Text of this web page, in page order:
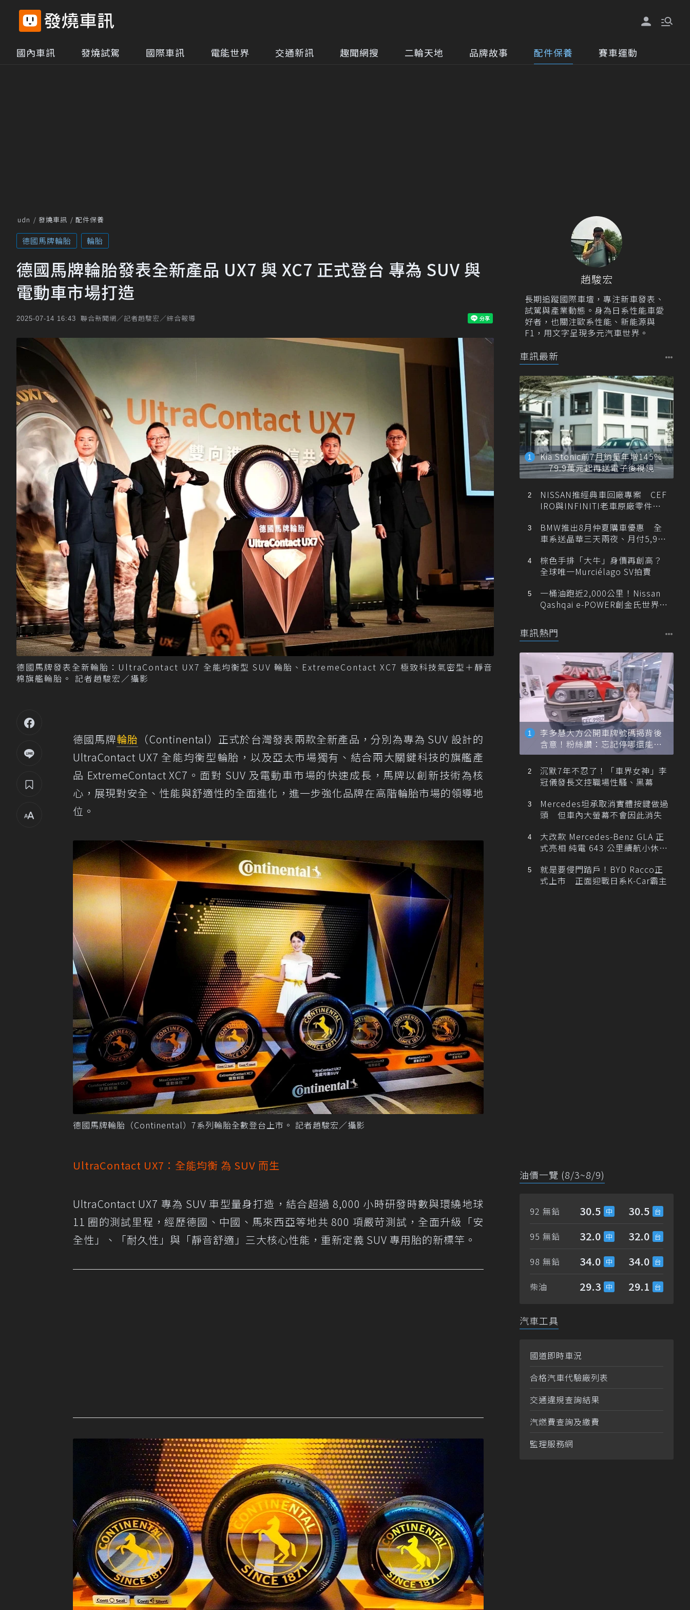
國內車訊 發燒試駕 國際車訊 電能世界 交通新訊 趣聞網搜 二輪天地 品牌故事 配件保養 賽車運動
udn 發燒車訊 配件保養
德國馬牌輪胎 輪胎
德國馬牌輪胎發表全新產品 UX7 與 XC7 正式登台 專為 SUV 與
電動車市場打造
2025-07-14 16:43 聯合新聞網／記者趙駿宏／綜合報導
德國馬牌發表全新輪胎：UltraContact UX7 全能均衡型 SUV 輪胎、ExtremeContact XC7 極致科技氣密型＋靜音
棉旗艦輪胎。 記者趙駿宏／攝影
德國馬牌輪胎 （Continental）正式於台灣發表兩款全新產品，分別為專為 SUV 設計的
UltraContact UX7 全能均衡型輪胎，以及亞太市場獨有、結合兩大關鍵科技的旗艦產
品 ExtremeContact XC7。面對 SUV 及電動車市場的快速成長，馬牌以創新技術為核
心，展現對安全、性能與舒適性的全面進化，進一步強化品牌在高階輪胎市場的領導地
位。
德國馬牌輪胎（Continental）7系列輪胎全數登台上市。 記者趙駿宏／攝影
UltraContact UX7：全能均衡 為 SUV 而生
UltraContact UX7 專為 SUV 車型量身打造，結合超過 8,000 小時研發時數與環繞地球
11 圈的測試里程，經歷德國、中國、馬來西亞等地共 800 項嚴苛測試，全面升級「安
全性」、「耐久性」與「靜音舒適」三大核心性能，重新定義 SUV 專用胎的新標竿。
趙駿宏
長期追蹤國際車壇，專注新車發表、
試駕與產業動態。身為日系性能車愛
好者，也關注歐系性能、新能源與
F1，用文字呈現多元汽車世界。
車訊最新
Kia Stonic前7月銷量年增145%
79.9萬元起再送電子後視鏡
NISSAN推經典車回廠專案 CEF
IRO與INFINITI老車原廠零件最
BMW推出8月仲夏購車優惠 全
車系送晶華三天兩夜、月付5,900
棕色手排「大牛」身價再創高？
全球唯一Murciélago SV拍賣
一桶油跑近2,000公里！Nissan
Qashqai e-POWER創金氏世界紀
車訊熱門
李多慧大方公開車牌號碼揭背後
含意！粉絲讚：忘記停哪還能幫
忙找車
沉默7年不忍了！「車界女神」李
冠儀發長文控職場性騷、黑幕
Mercedes坦承取消實體按鍵做過
頭 但車內大螢幕不會因此消失
大改款 Mercedes-Benz GLA 正
式亮相 純電 643 公里續航小休
就是要侵門踏戶！BYD Racco正
式上市 正面迎戰日系K-Car霸主
油價一覽 (8/3~8/9)
92 無鉛 30.5 30.5
95 無鉛 32.0 32.0
98 無鉛 34.0 34.0
柴油 29.3 29.1
汽車工具
國道即時車況
合格汽車代驗廠列表
交通違規查詢結果
汽燃費查詢及繳費
監理服務網